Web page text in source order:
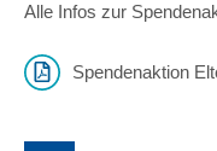
Alle Infos zur
Spendenaktion